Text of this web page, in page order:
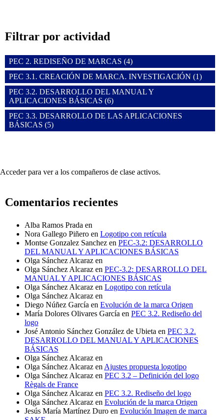
Filtrar por actividad
PEC 2. REDISEÑO DE MARCAS (4)
PEC 3.1. CREACIÓN DE MARCA. INVESTIGACIÓN (1)
PEC 3.2. DESARROLLO DEL MANUAL Y
APLICACIONES BÁSICAS (6)
PEC 3.3. DESARROLLO DE LAS APLICACIONES
BÁSICAS (5)
Acceder para ver a los compañeros de clase activos.
Comentarios recientes
Alba Ramos Prada en
Nora Gallego Piñero en Logotipo con retícula
Montse Gonzalez Sanchez en PEC-3.2: DESARROLLO
DEL MANUAL Y APLICACIONES BÁSICAS
Olga Sánchez Alcaraz en
Olga Sánchez Alcaraz en PEC-3.2: DESARROLLO DEL
MANUAL Y APLICACIONES BÁSICAS
Olga Sánchez Alcaraz en Logotipo con retícula
Olga Sánchez Alcaraz en
Diego Núñez García en Evolución de la marca Origen
María Dolores Olivares García en PEC 3.2. Rediseño del
logo
José Antonio Sánchez González de Ubieta en PEC 3.2.
DESARROLLO DEL MANUAL Y APLICACIONES
BÁSICAS
Olga Sánchez Alcaraz en
Olga Sánchez Alcaraz en Ajustes propuesta logotipo
Olga Sánchez Alcaraz en PEC 3.2 – Definición del logo
Règals de France
Olga Sánchez Alcaraz en PEC 3.2. Rediseño del logo
Olga Sánchez Alcaraz en Evolución de la marca Origen
Jesús María Martínez Duro en Evolución Imagen de marca